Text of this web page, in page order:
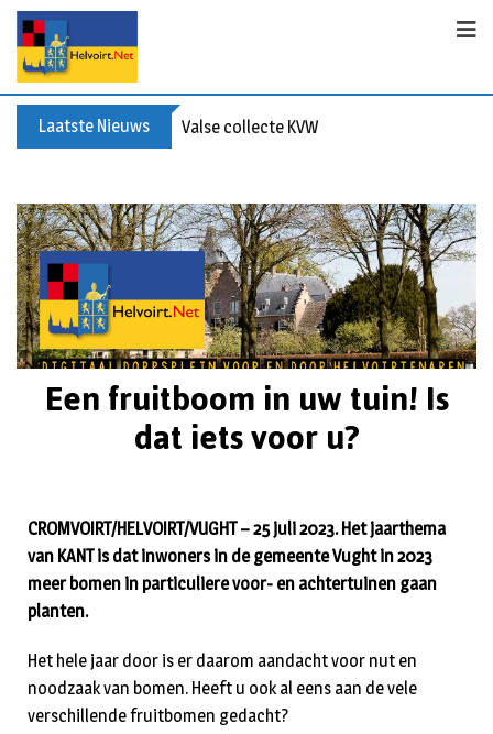
Laatste Nieuws Valse collecte KVW
Een fruitboom in uw tuin! Is
dat iets voor u?
CROMVOIRT/HELVOIRT/VUGHT – 25 juli 2023. Het jaarthema
van KANT is dat inwoners in de gemeente Vught in 2023
meer bomen in particuliere voor- en achtertuinen gaan
planten.
Het hele jaar door is er daarom aandacht voor nut en
noodzaak van bomen. Heeft u ook al eens aan de vele
verschillende fruitbomen gedacht?